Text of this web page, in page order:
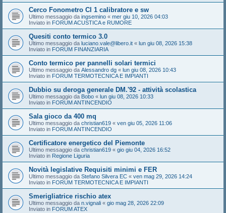
Cerco Fonometro Cl 1 calibratore e sw
Ultimo messaggio da ingsemino « mer giu 10, 2026 04:03
Inviato in FORUM ACUSTICA e RUMORE
Quesiti conto termico 3.0
Ultimo messaggio da luciano.vale@libero.it « lun giu 08, 2026 15:38
Inviato in FORUM FINANZIARIA
Conto termico per pannelli solari termici
Ultimo messaggio da Alessandro dg « lun giu 08, 2026 10:43
Inviato in FORUM TERMOTECNICA E IMPIANTI
Dubbio su deroga generale DM.'92 - attività scolastica
Ultimo messaggio da Bobo « lun giu 08, 2026 10:33
Inviato in FORUM ANTINCENDIO
Sala gioco da 400 mq
Ultimo messaggio da christian619 « ven giu 05, 2026 11:06
Inviato in FORUM ANTINCENDIO
Certificatore energetico del Piemonte
Ultimo messaggio da christian619 « gio giu 04, 2026 16:52
Inviato in Regione Liguria
Novità legislative Requisiti minimi e FER
Ultimo messaggio da Stefano Silvera EC « ven mag 29, 2026 14:24
Inviato in FORUM TERMOTECNICA E IMPIANTI
Smerigliatrice rischio atex
Ultimo messaggio da n.vignali « gio mag 28, 2026 22:09
Inviato in FORUM ATEX